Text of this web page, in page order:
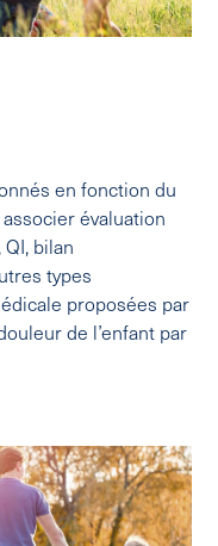
en fonction du
évaluation
bilan
types
proposées par
de l’enfant par